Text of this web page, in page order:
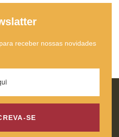
receber nossas novidades
SE